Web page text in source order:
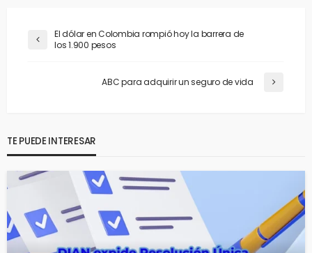
​El dólar en Colombia rompió hoy la barrera de
los 1.900 pesos
ABC para adquirir un seguro de vida
TE PUEDE INTERESAR